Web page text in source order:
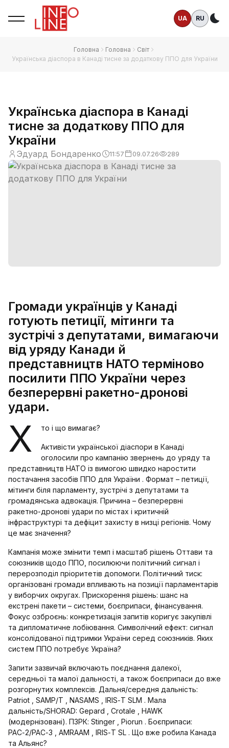
UA RU
Головна Головна
Світ
Українська діаспора в Канаді тисне за додаткову ППО для України
Українська діаспора в Канаді
тисне за додаткову ППО для
України
Эдуард Бондаренко 11:57 09.07.26 289
Громади українців у Канаді
готують петиції, мітинги та
зустрічі з депутатами, вимагаючи
від уряду Канади й
представництв НАТО терміново
посилити ППО України через
безперервні ракетно-дронові
удари.
Х то і що вимагає?
Активісти української діаспори в Канаді
оголосили про кампанію звернень до уряду та
представництв НАТО із вимогою швидко наростити
постачання засобів ППО для України . Формат – петиції,
мітинги біля парламенту, зустрічі з депутатами та
громадянська адвокація. Причина – безперервні
ракетно‑дронові удари по містах і критичній
інфраструктурі та дефіцит захисту в низці регіонів. Чому
це має значення?
Кампанія може змінити темп і масштаб рішень Оттави та
союзників щодо ППО, посилюючи політичний сигнал і
перерозподіл пріоритетів допомоги. Політичний тиск:
організовані громади впливають на позиції парламентарів
у виборчих округах. Прискорення рішень: шанс на
екстрені пакети – системи, боєприпаси, фінансування.
Фокус озброєнь: конкретизація запитів коригує закупівлі
та дипломатичне лобіювання. Символічний ефект: сигнал
консолідованої підтримки України серед союзників. Яких
систем ППО потребує Україна?
Запити зазвичай включають поєднання далекої,
середньої та малої дальності, а також боєприпаси до вже
розгорнутих комплексів. Дальня/середня дальність:
Patriot , SAMP/T , NASAMS , IRIS‑T SLM . Мала
дальність/SHORAD: Gepard , Crotale , HAWK
(модернізовані). ПЗРК: Stinger , Piorun . Боєприпаси:
PAC‑2/PAC‑3 , AMRAAM , IRIS‑T SL . Що вже робила Канада
та Альянс?